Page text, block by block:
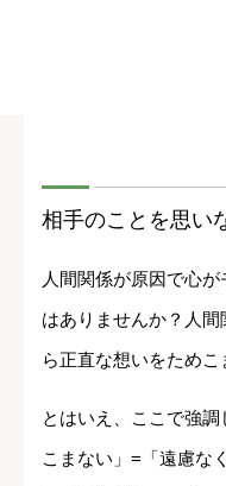
相手のことを思い
人間関係が原因で心
はありませんか？人
ら正直な想いをためこ
とはいえ、ここで強
こまない」=「遠慮な